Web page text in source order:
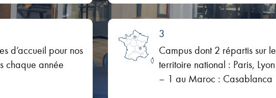
d’accueil pour nos
chaque année
3
Campus dont 2 répartis sur le
territoire national : Paris, Lyon
– 1 au Maroc : Casablanca